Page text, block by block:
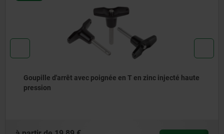
Goupille d'arrêt avec poignée en T en zinc injecté haute
pression